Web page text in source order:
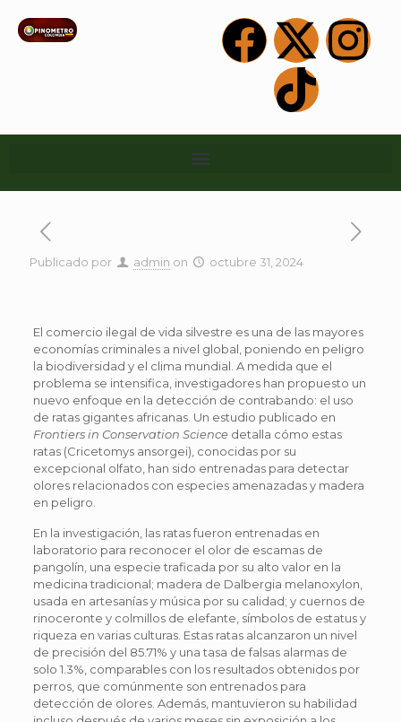
Publicado por admin on octubre 31, 2024
El comercio ilegal de vida silvestre es una de las mayores
economías criminales a nivel global, poniendo en peligro
la biodiversidad y el clima mundial. A medida que el
problema se intensifica, investigadores han propuesto un
nuevo enfoque en la detección de contrabando: el uso
de ratas gigantes africanas. Un estudio publicado en
Frontiers in Conservation Sciencedetalla cómo estas
ratas (Cricetomys ansorgei), conocidas por su
excepcional olfato, han sido entrenadas para detectar
olores relacionados con especies amenazadas y madera
en peligro.
En la investigación, las ratas fueron entrenadas en
laboratorio para reconocer el olor de escamas de
pangolín, una especie traficada por su alto valor en la
medicina tradicional; madera de Dalbergia melanoxylon,
usada en artesanías y música por su calidad; y cuernos de
rinoceronte y colmillos de elefante, símbolos de estatus y
riqueza en varias culturas. Estas ratas alcanzaron un nivel
de precisión del 85.71% y una tasa de falsas alarmas de
solo 1.3%, comparables con los resultados obtenidos por
perros, que comúnmente son entrenados para
detección de olores. Además, mantuvieron su habilidad